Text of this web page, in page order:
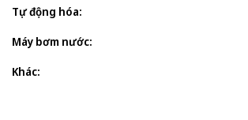
Tự động hóa:
Máy bơm nước:
Khác: